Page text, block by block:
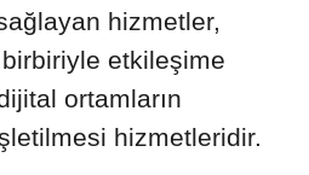
hizmetler,
birbiriyle etkileşime
ortamların
hizmetleridir.